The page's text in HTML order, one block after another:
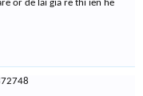
or de lai gia re thi ien he